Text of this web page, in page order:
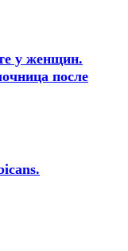
у женщин.
после